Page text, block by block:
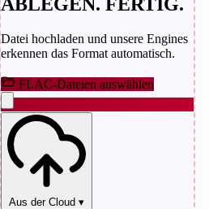
Datei hochladen und unsere Engines
erkennen das Format automatisch.
FLAC-Dateien auswählen
Aus der Cloud ▾